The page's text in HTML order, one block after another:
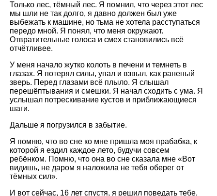
Только лес, тёмный лес. Я помнил, что через этот лес
мы шли не так долго, я давно должен был уже
выбежать к машине, но тьма не хотела расступаться
передо мной. Я понял, что меня окружают.
Отвратительные голоса и смех становились всё
отчётливее.
У меня начало жутко колоть в печени и темнеть в
глазах. Я потерял силы, упал и взвыл, как раненый
зверь. Перед глазами всё плыло. Я слышал
перешёптывания и смешки. Я начал сходить с ума. Я
услышал потрескивание кустов и приближающиеся
шаги.
Дальше я погрузился в забытие.
Я помню, что во сне ко мне пришла моя прабабка, к
которой я ездил каждое лето, будучи совсем
ребёнком. Помню, что она во сне сказала мне «Вот
видишь, не даром я наложила не тебя оберег от
тёмных сил».
И вот сейчас, 16 лет спустя, я решил поведать тебе,